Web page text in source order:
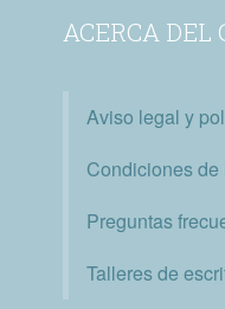
ACERCA DEL
Aviso legal y
Condiciones de
Preguntas
Talleres de